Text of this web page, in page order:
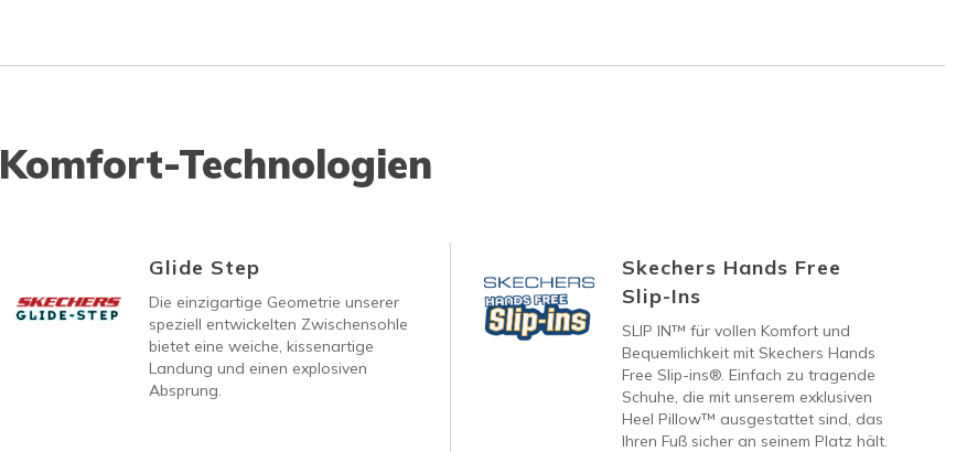
Komfort-Technologien
Glide Step
Die einzigartige Geometrie unserer
speziell entwickelten Zwischensohle
bietet eine weiche, kissenartige
Landung und einen explosiven
Absprung.
Skechers Hands Free
Slip-Ins
SLIP IN™ für vollen Komfort und
Bequemlichkeit mit Skechers Hands
Free Slip-ins®. Einfach zu tragende
Schuhe, die mit unserem exklusiven
Heel Pillow™ ausgestattet sind, das
Ihren Fuß sicher an seinem Platz hält.